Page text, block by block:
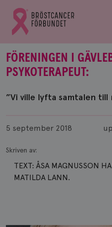
Gå
till
Bröstcancerförbundets
startsida
FÖRENINGEN I
PSYKOTERAPEUT:
”Vi ville lyfta samtalen till
Publicerad
5 september 2018
Skriven av:
TEXT: ÅSA MAGNUSSON
MATILDA LANN.